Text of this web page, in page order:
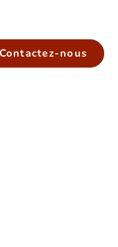
Contactez-nous